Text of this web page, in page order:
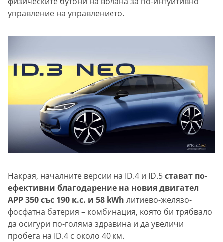
управление на управлението.
Накрая, началните версии на ID.4 и ID.5стават по-
ефективни благодарение на новия двигател
APP 350 със 190 к.с. и 58 kWh литиево-желязо-
фосфатна батерия – комбинация, която би трябвало
да осигури по-голяма здравина и да увеличи
пробега на ID.4 с около 40 км.